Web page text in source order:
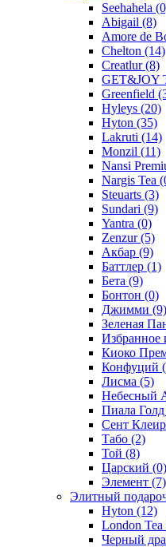
Seehahela
Abigail (8)
Amore de
Chelton (14)
Creatlur(8)
GET&JOY
Greenfield
Hyleys (20)
Hyton (35)
Lakruti (14)
Monzil (11)
Nansi
Nargis Tea
Steuarts (3)
Sundari (9)
Yantra (0)
Zenzur(5)
Акбар (9)
Баттлер (1)
Бета (9)
Бонтон (0)
Джимми (9)
Зеленая
Избранное
Киоко
Конфуций
Лисма (5)
Небесный
Пиала Голд
Сент
Табо (2)
Той (8)
Царский (0)
Элемент (7)
Элитный
Hyton (12)
London
Черный